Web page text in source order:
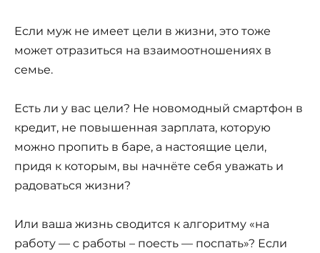
Если муж не имеет цели в жизни, это тоже
может отразиться на взаимоотношениях в
семье.
Есть ли у вас цели? Не новомодный смартфон в
кредит, не повышенная зарплата, которую
можно пропить в баре, а настоящие цели,
придя к которым, вы начнёте себя уважать и
радоваться жизни?
Или ваша жизнь сводится к алгоритму «на
работу — с работы – поесть — поспать»? Если